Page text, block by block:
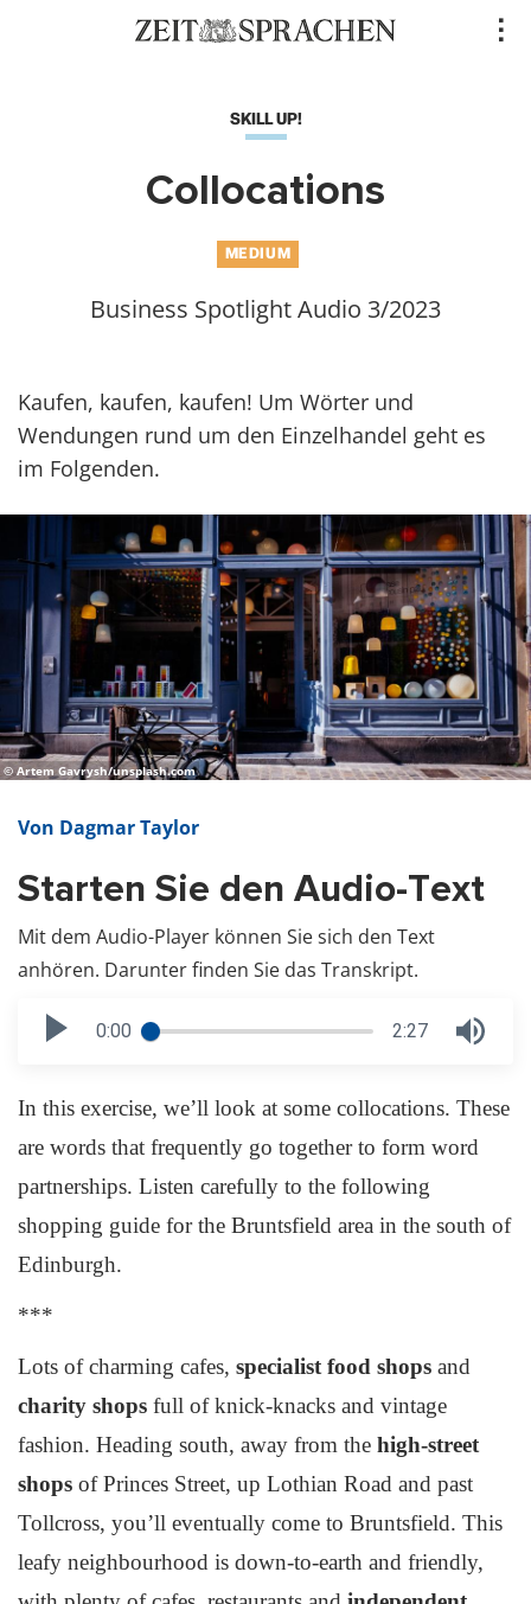
SKILL UP!
Collocations
MEDIUM
Business Spotlight Audio 3/2023
Kaufen, kaufen, kaufen! Um Wörter und
Wendungen rund um den Einzelhandel geht es
im Folgenden.
© Artem Gavrysh/unsplash.com
Von Dagmar Taylor
Starten Sie den Audio-Text
Mit dem Audio-Player können Sie sich den Text
anhören. Darunter finden Sie das Transkript.
0:00 2:27
In this exercise, we’ll look at some collocations. These
are words that frequently go together to form word
partnerships. Listen carefully to the following
shopping guide for the Bruntsfield area in the south of
Edinburgh.
***
Lots of charming cafes, specialist food shops and
charity shops full of knick-knacks and vintage
fashion. Heading south, away from the high-street
shops of Princes Street, up Lothian Road and past
Tollcross, you’ll eventually come to Bruntsfield. This
leafy neighbourhood is down-to-earth and friendly,